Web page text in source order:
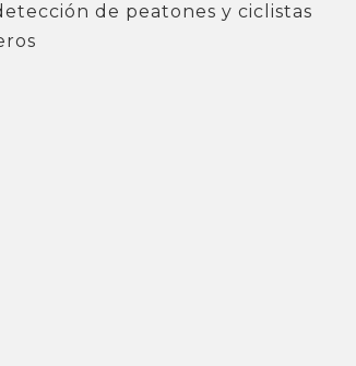
de peatones y ciclistas